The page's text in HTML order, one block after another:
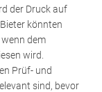
der Druck auf
könnten
dem
wird.
Prüf- und
sind, bevor